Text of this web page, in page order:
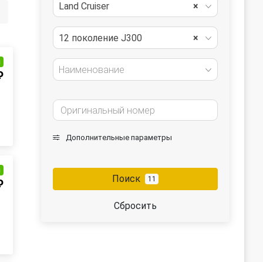
×
Land Cruiser
×
12 поколение J300
Наименование
Дополнительные параметры
Поиск 11
Сбросить